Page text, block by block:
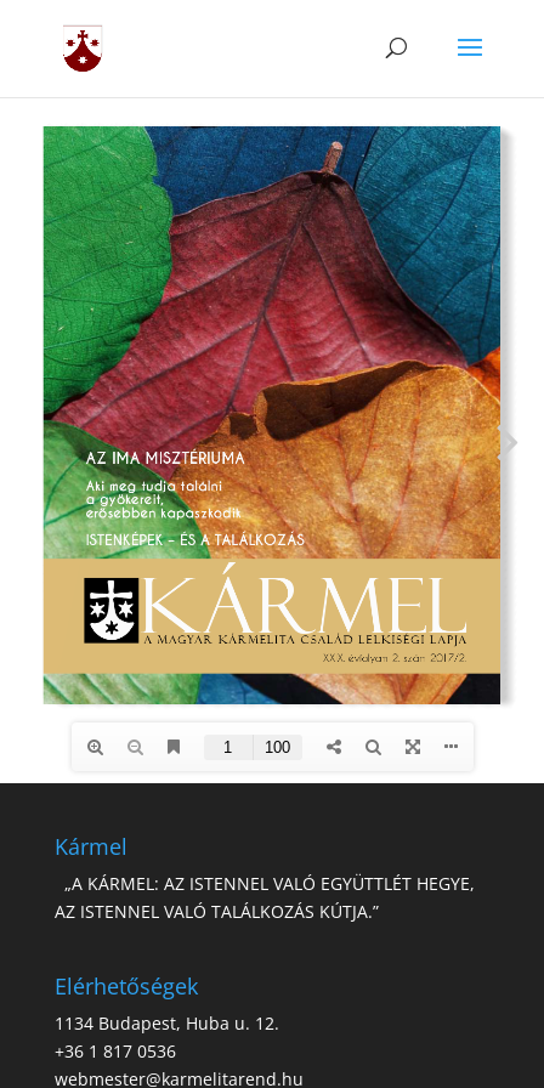
Kármel
„A KÁRMEL: AZ ISTENNEL VALÓ EGYÜTTLÉT HEGYE,
AZ ISTENNEL VALÓ TALÁLKOZÁS KÚTJA.”
Elérhetőségek
1134 Budapest, Huba u. 12.
+36 1 817 0536
webmester@karmelitarend.hu